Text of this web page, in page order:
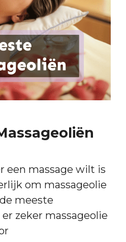
een massage wilt is
om massageolie
meeste
zeker massageolie